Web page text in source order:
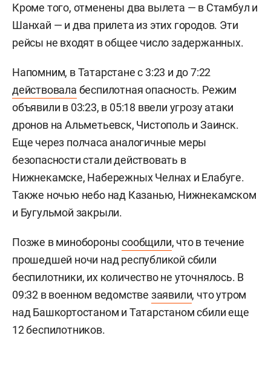
Кроме того, отменены два вылета — в Стамбул и
Шанхай — и два прилета из этих городов. Эти
рейсы не входят в общее число задержанных.
Напомним, в Татарстане с 3:23 и до 7:22
действовала беспилотная опасность. Режим
объявили в 03:23, в 05:18 ввели угрозу атаки
дронов на Альметьевск, Чистополь и Заинск.
Еще через полчаса аналогичные меры
безопасности стали действовать в
Нижнекамске, Набережных Челнах и Елабуге.
Также ночью небо над Казанью, Нижнекамском
и Бугульмой закрыли.
Позже в миноборонысообщили, что в течение
прошедшей ночи над республикой сбили
беспилотники, их количество не уточнялось. В
09:32 в военном ведомстве заявили, что утром
над Башкортостаном и Татарстаном сбили еще
12 беспилотников.